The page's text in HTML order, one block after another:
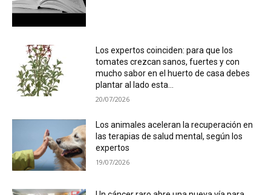
Los expertos coinciden: para que los
tomates crezcan sanos, fuertes y con
mucho sabor en el huerto de casa debes
plantar al lado esta...
20/07/2026
Los animales aceleran la recuperación en
las terapias de salud mental, según los
expertos
19/07/2026